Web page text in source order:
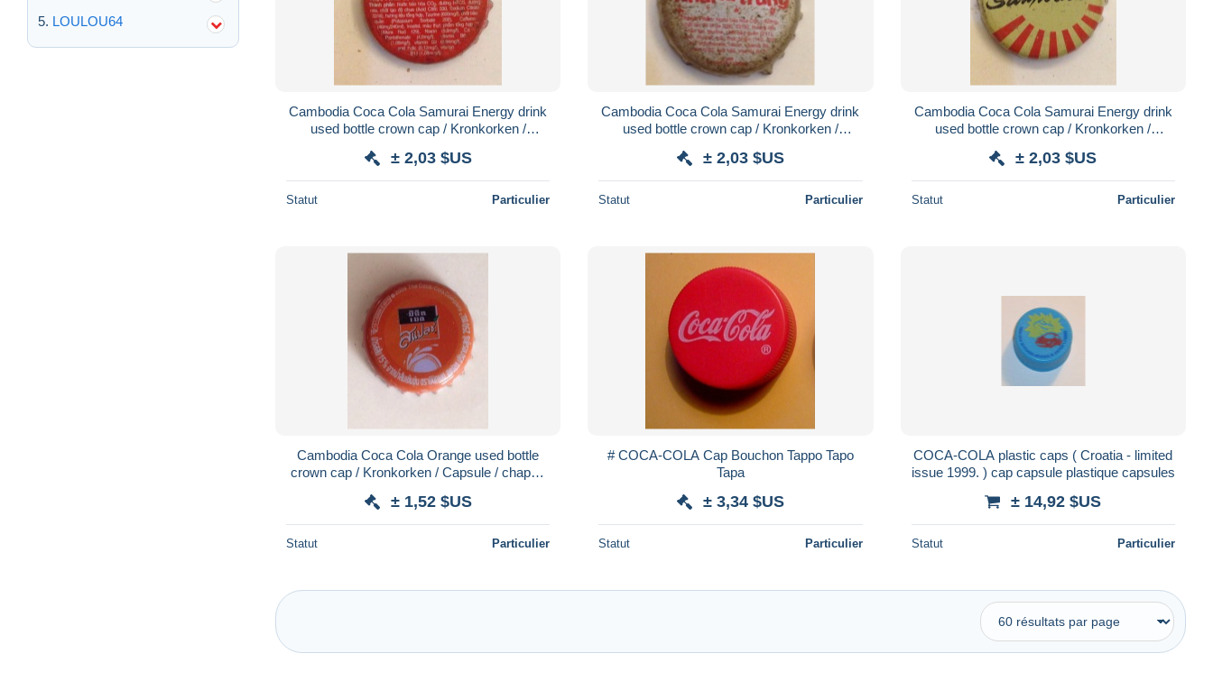
LOULOU64
Cambodia Coca Cola Samurai Energy drink
used bottle crown cap / Kronkorken /
± 2,03 $US
Statut Particulier
Cambodia Coca Cola Samurai Energy drink
used bottle crown cap / Kronkorken /
± 2,03 $US
Statut Particulier
Cambodia Coca Cola Samurai Energy drink
used bottle crown cap / Kronkorken /
± 2,03 $US
Statut Particulier
Cambodia Coca Cola Orange used bottle
crown cap / Kronkorken / Capsule / chapa /
± 1,52 $US
Statut Particulier
# COCA-COLA Cap Bouchon Tappo Tapo
Tapa
± 3,34 $US
Statut Particulier
COCA-COLA plastic caps ( Croatia - limited
issue 1999. ) cap capsule plastique capsules
± 14,92 $US
Statut Particulier